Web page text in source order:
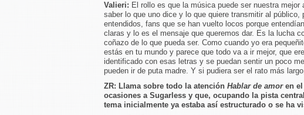
Valieri: El rollo es que la música puede ser nuestra
saber lo que uno dice y lo que quiere transmitir al
entendidos, fans que se han vuelto locos porque
claras y lo es el mensaje que queremos dar. Es la lucha
coñazo de lo que pueda ser. Como cuando yo era
estás en tu mundo y parece que todo va a ir mejor, que
identificado con esas letras y se puedan sentir un poco
pueden ir de puta madre. Y si pudiera ser el rato más
ZR: Llama sobre todo la atención Hablar de amoren el
ocasiones a Sugarless y que, ocupando la pista
tema inicialmente ya estaba así estructurado o se ha